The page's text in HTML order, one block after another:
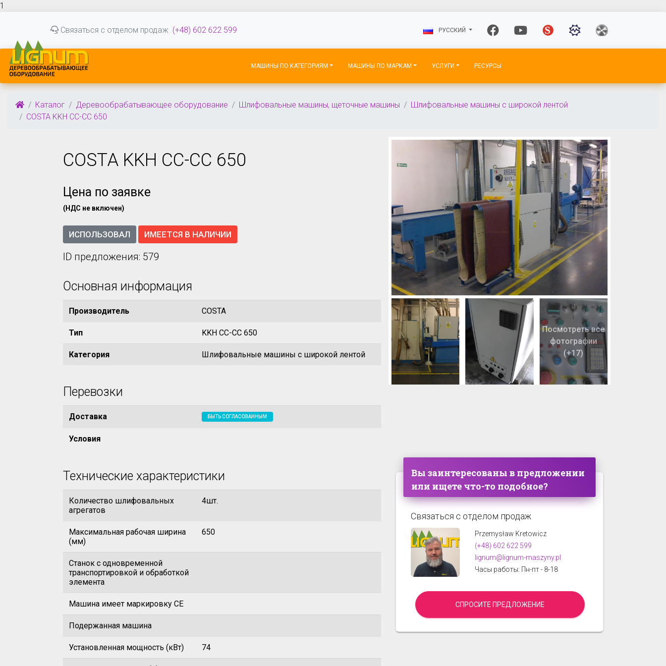
1
Связаться с отделом продаж (+48) 602 622 599 PУССКИЙ
МАШИНЫ ПО КАТЕГОРИЯМ МАШИНЫ ПО МАРКАМ УСЛУГИ РЕСУРСЫ
Каталог Деревообрабатывающее оборудование Шлифовальные машины, щеточные машины
Шлифовальные машины с широкой лентой
COSTA KKH CC-CC 650
COSTA KKH CC-CC 650
Цена по заявке
(НДС не включен)
ИСПОЛЬЗОВАЛ ИМЕЕТСЯ В НАЛИЧИИ
ID предложения: 579
Основная информация
Производитель COSTA
Тип KKH CC-CC 650
Категория Шлифовальные машины с широкой лентой
Перевозки
Доставка БЫТЬ СОГЛАСОВАННЫМ
Условия
Посмотреть все
фотографии
(+17)
Вы заинтересованы в предложении
или ищете что-то подобное?
Связаться с отделом продаж
Przemysław Kretowicz
(+48) 602 622 599
lignum@lignum-maszyny.pl
Часы работы: Пн-пт - 8-18
СПРОСИТЕ ПРЕДЛОЖЕНИЕ
Технические характеристики
Количество шлифовальных
агрегатов
4шт.
Максимальная рабочая ширина
(мм)
650
Станок с одновременной
транспортировкой и обработкой
элемента
Машина имеет маркировку CE
Подержанная машина
Установленная мощность (кВт) 74